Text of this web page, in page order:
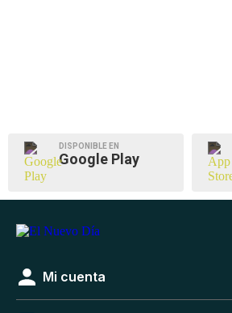
DISPONIBLE EN
Google Play
Mi cuenta